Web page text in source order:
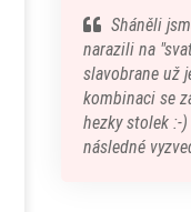
Sháněli
narazili na
slavobrane už
kombinaci se
hezky stolek :-
následné